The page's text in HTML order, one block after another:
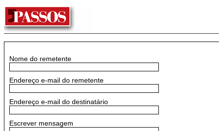
Nome do remetente
Endereço e-mail do remetente
Endereço e-mail do destinatário
Escrever mensagem